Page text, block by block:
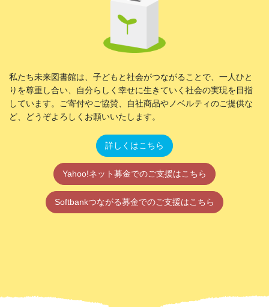
私たち未来図書館は、子どもと社会がつながることで、一人ひと
りを尊重し合い、自分らしく幸せに生きていく社会の実現を目指
しています。ご寄付やご協賛、自社商品やノベルティのご提供な
ど、どうぞよろしくお願いいたします。
詳しくはこちら
Yahoo!ネット募金でのご支援はこちら
Softbankつながる募金でのご支援はこちら